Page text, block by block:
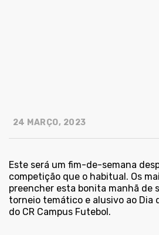
24 MARÇO, 2023
Este será um fim-de-semana
competição que o habitual. Os
preencher esta bonita manhã de
torneio temático e alusivo ao Dia
do CR Campus Futebol.